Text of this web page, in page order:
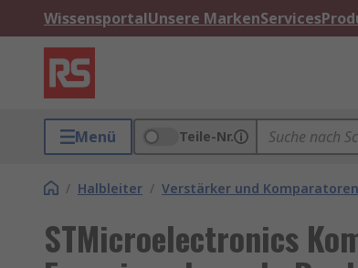
WissensportalUnsere MarkenServices
Menü Teile-Nr.
/ Halbleiter / Verstärker und Komparatoren
STMicroelectronics